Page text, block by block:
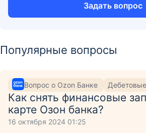
Задать вопрос
Популярные вопросы
Вопрос о Ozon Банке
Как снять финансовые
карте Озон банка?
16 октября 2024 01:25